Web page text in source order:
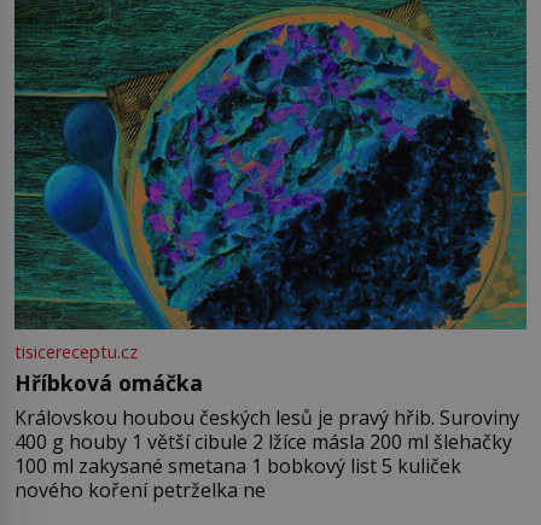
tisicereceptu.cz
Hříbková omáčka
Královskou houbou českých lesů je pravý hřib. Suroviny
400 g houby 1 větší cibule 2 lžíce másla 200 ml šlehačky
100 ml zakysané smetana 1 bobkový list 5 kuliček
nového koření petrželka ne